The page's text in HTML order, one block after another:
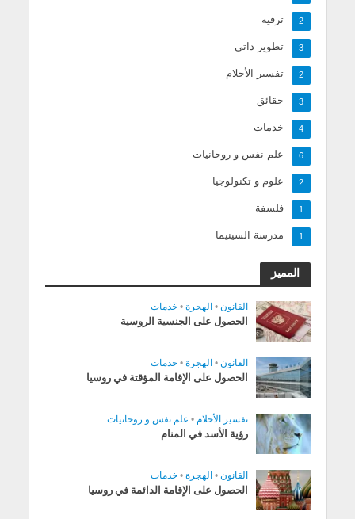
ترفيه 2
تطوير ذاتي 3
تفسير الأحلام 2
حقائق 3
خدمات 4
علم نفس و روحانيات 6
علوم و تكنولوجيا 2
فلسفة 1
مدرسة السينيما 1
المميز
القانون • الهجرة • خدمات
الحصول على الجنسية الروسية
القانون • الهجرة • خدمات
الحصول على الإقامة المؤقتة في روسيا
تفسير الأحلام • علم نفس و روحانيات
رؤية الأسد في المنام
القانون • الهجرة • خدمات
الحصول على الإقامة الدائمة في روسيا